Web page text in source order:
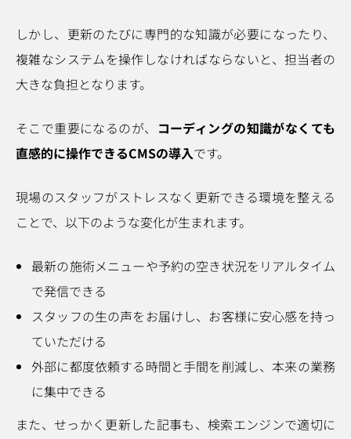
しかし、更新のたびに専門的な知識が必要になったり、
複雑なシステムを操作しなければならないと、担当者の
大きな負担となります。
そこで重要になるのが、 コーディングの知識がなくても
直感的に操作できるCMSの導入です。
現場のスタッフがストレスなく更新できる環境を整える
ことで、以下のような変化が生まれます。
最新の施術メニューや予約の空き状況をリアルタイム
で発信できる
スタッフの生の声をお届けし、お客様に安心感を持っ
ていただける
外部に都度依頼する時間と手間を削減し、本来の業務
に集中できる
また、せっかく更新した記事も、検索エンジンで適切に